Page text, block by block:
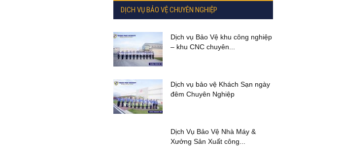
DỊCH VỤ BẢO VỆ CHUYÊN NGHIỆP
Dịch vụ Bảo Vệ khu công nghiệp
– khu CNC chuyên...
Dịch vụ bảo vệ Khách Sạn ngày
đêm Chuyên Nghiệp
Dịch Vụ Bảo Vệ Nhà Máy &
Xưởng Sản Xuất công...